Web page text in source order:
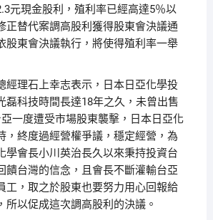
元現金股利，殖利率已經高達5％以
正替代案調高股利獲得股東會決議通
股東會決議執行，將使得殖利率一舉
經理石上幸志表示，日本日亞化學投
磊科技時間長達18年之久，未曾出售
一度遭受市場股東襲擊，日本日亞化
，終度過經營權爭議，穩定經營，為
學會長小川英治長久以來秉持投資台
饋台灣的信念，且會長不斷灌輸台亞
工，取之於股東也要努力用心回報給
所以促成這次調高股利的決議。